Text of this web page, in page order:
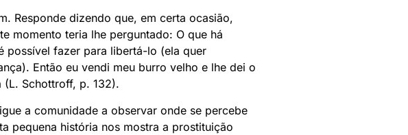
Responde dizendo que, em certa ocasião,
momento teria lhe perguntado: O que há
possível fazer para libertá-lo (ela quer
Então eu vendi meu burro velho e lhe dei o
(L. Schottroff, p. 132).
a comunidade a observar onde se percebe
pequena história nos mostra a prostituição